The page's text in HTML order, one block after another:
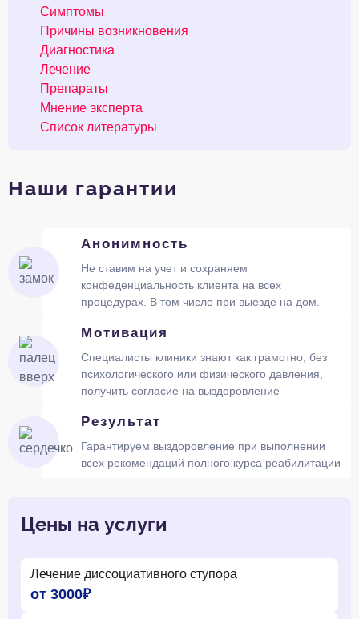
Симптомы
Причины возникновения
Диагностика
Лечение
Препараты
Мнение эксперта
Список литературы
Наши гарантии
Анонимность
Не ставим на учет и сохраняем
конфеденциальность клиента на всех
процедурах. В том числе при выезде на дом.
Мотивация
Специалисты клиники знают как грамотно, без
психологического или физического давления,
получить согласие на выздоровление
Результат
Гарантируем выздоровление при выполнении
всех рекомендаций полного курса реабилитации
Цены на услуги
Лечение диссоциативного ступора
от 3000₽